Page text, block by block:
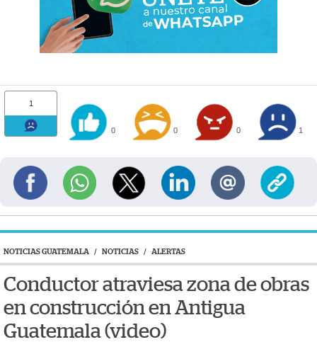
1
0 0 0 1
NOTICIAS GUATEMALA / NOTICIAS / ALERTAS
Conductor atraviesa zona de obras
en construcción en Antigua
Guatemala (video)